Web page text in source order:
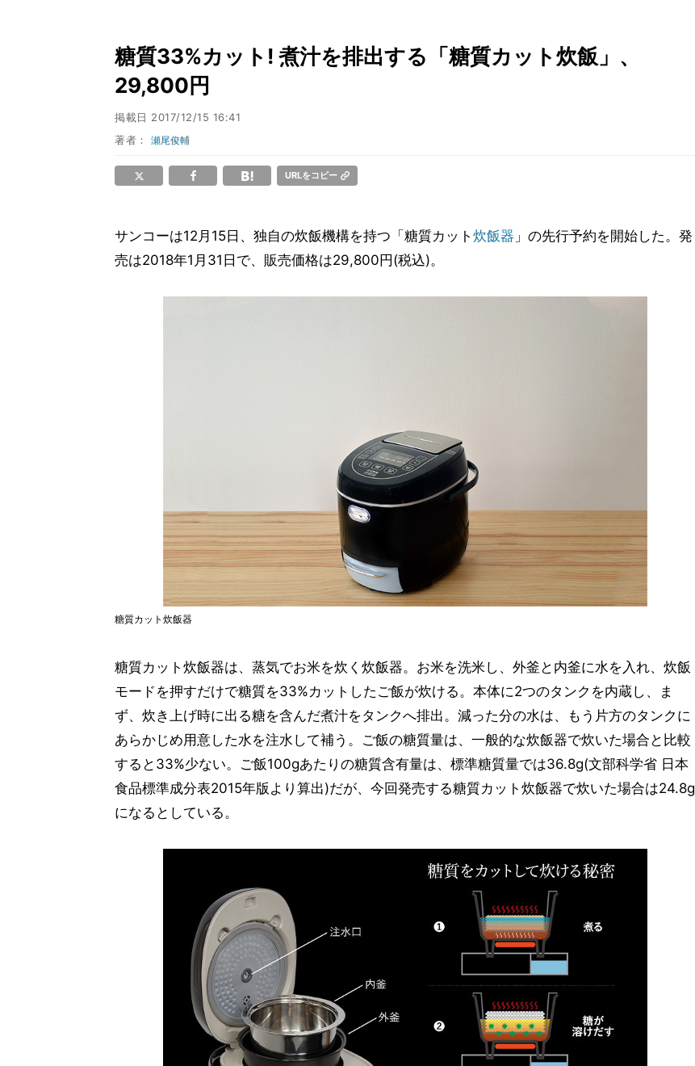
糖質33%カット! 煮汁を排出する「糖質カット炊飯」、
29,800円
掲載日 2017/12/15 16:41
著者：瀬尾俊輔
URLをコピー
サンコーは12月15日、独自の炊飯機構を持つ「糖質カット 炊飯器 」の先行予約を開始した。発
売は2018年1月31日で、販売価格は29,800円(税込)。
糖質カット炊飯器
糖質カット炊飯器は、蒸気でお米を炊く炊飯器。お米を洗米し、外釜と内釜に水を入れ、炊飯
モードを押すだけで糖質を33%カットしたご飯が炊ける。本体に2つのタンクを内蔵し、ま
ず、炊き上げ時に出る糖を含んだ煮汁をタンクへ排出。減った分の水は、もう片方のタンクに
あらかじめ用意した水を注水して補う。ご飯の糖質量は、一般的な炊飯器で炊いた場合と比較
すると33%少ない。ご飯100gあたりの糖質含有量は、標準糖質量では36.8g(文部科学省 日本
食品標準成分表2015年版より算出)だが、今回発売する糖質カット炊飯器で炊いた場合は24.8g
になるとしている。